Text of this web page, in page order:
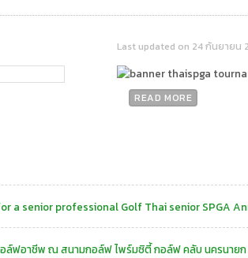
Last updated on 24 กันยายน
READ MORE
a senior professional Golf Thai senior SPGA
อล์ฟอาชีพ ณ สนามกอล์ฟ ไพร์มซิตี้ กอล์ฟ คลับ นครนาย